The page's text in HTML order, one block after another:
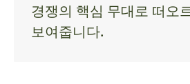
경쟁의 핵심 무대로 떠오
보여줍니다.